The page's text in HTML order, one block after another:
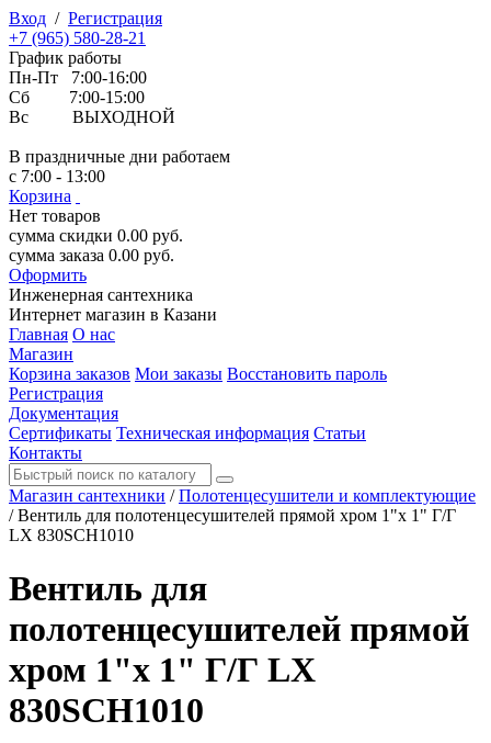
Вход / Регистрация
+7 (965) 580-28-21
График работы
Пн-Пт 7:00-16:00
Сб 7:00-15:00
Вс ВЫХОДНОЙ
В праздничные дни работаем
с 7:00 - 13:00
Корзина
Нет товаров
сумма скидки 0.00 руб.
сумма заказа 0.00 руб.
Оформить
Инженерная сантехника
Интернет магазин в Казани
Главная О нас
Магазин
Корзина заказов Мои заказы Восстановить пароль
Регистрация
Документация
Сертификаты Техническая информация Статьи
Контакты
Магазин сантехники / Полотенцесушители и комплектующие
/ Вентиль для полотенцесушителей прямой хром 1"х 1" Г/Г
LX 830SCH1010
Вентиль для
полотенцесушителей прямой
хром 1"х 1" Г/Г LX
830SCH1010